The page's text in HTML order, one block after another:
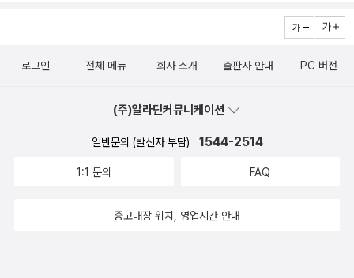
로그인 전체 메뉴 회사 소개 출판사 안내 PC 버전
(주)알라딘커뮤니케이션
일반문의 (발신자 부담) 1544-2514
1:1 문의 FAQ
중고매장 위치, 영업시간 안내